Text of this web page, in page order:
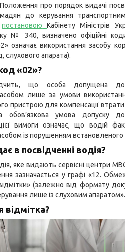
про порядок видачі
до керування
постановою
Кабінету Міністрів
№ 340, визначено офіційні
означає використання засобу
слухового апарата).
«02»?
що особа допущена до
лише за умови
пристрою для компенсації
обов’язкова умова допуску
вимоги означає, що водій
із порушенням
в посвідченні водія?
яке видають сервісні центри
зазначається у графі «12.
(залежно від формату
лише із слуховим апаратом».
відмітка?